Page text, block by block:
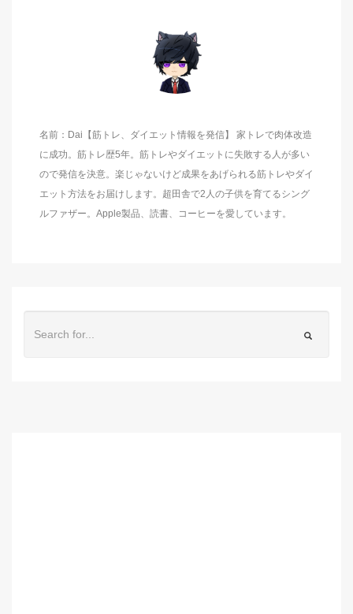
名前：Dai【筋トレ、ダイエット情報を発信】 家トレで肉体改造
に成功。筋トレ歴5年。筋トレやダイエットに失敗する人が多い
ので発信を決意。楽じゃないけど成果をあげられる筋トレやダイ
エット方法をお届けします。超田舎で2人の子供を育てるシング
ルファザー。Apple製品、読書、コーヒーを愛しています。